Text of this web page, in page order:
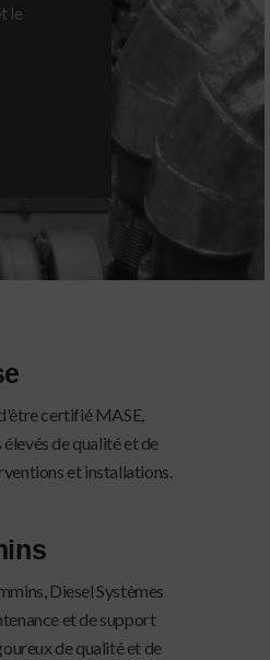
le
certifié MASE,
de qualité et de
et installations.
Diesel Systèmes
et de support
de qualité et de